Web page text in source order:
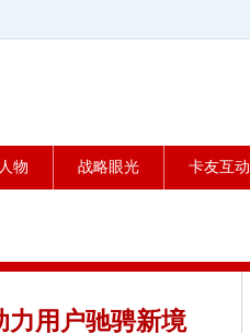
物 战略眼光 卡友互动
力用户驰骋新境